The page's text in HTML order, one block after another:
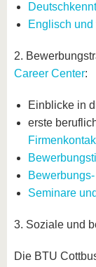
Englisch
2.
Career Center:
Einblicke in
erste
Seminare
3. Soziale und
Die BTU